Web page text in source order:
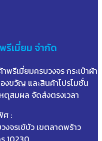
รีเมี่ยม จำกัด
พรีเมี่ยมครบวงจร กระเป๋าผ้า
งขวัญ และสินค้าโปรโมชั่น
ตุสมผล จัดส่งตรงเวลา
ศ :
งจรเข้บัว เขตลาดพร้าว